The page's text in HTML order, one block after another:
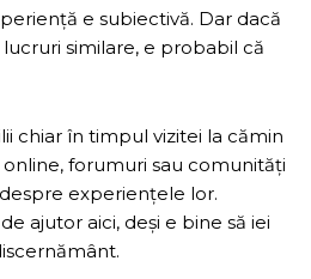
e subiectivă. Dar dacă
similare, e probabil că
chiar în timpul vizitei la cămin
forumuri sau comunități
experiențele lor.
ajutor aici, deși e bine să iei